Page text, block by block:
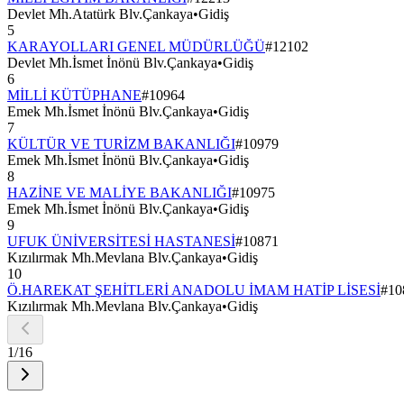
Devlet Mh.Atatürk Blv.Çankaya•Gidiş
5
KARAYOLLARI GENEL MÜDÜRLÜĞÜ#12102
Devlet Mh.İsmet İnönü Blv.Çankaya•Gidiş
6
MİLLİ KÜTÜPHANE#10964
Emek Mh.İsmet İnönü Blv.Çankaya•Gidiş
7
KÜLTÜR VE TURİZM BAKANLIĞI#10979
Emek Mh.İsmet İnönü Blv.Çankaya•Gidiş
8
HAZİNE VE MALİYE BAKANLIĞI#10975
Emek Mh.İsmet İnönü Blv.Çankaya•Gidiş
9
UFUK ÜNİVERSİTESİ HASTANESİ#10871
Kızılırmak Mh.Mevlana Blv.Çankaya•Gidiş
10
Ö.HAREKAT ŞEHİTLERİ ANADOLU İMAM HATİP LİSESİ#
Kızılırmak Mh.Mevlana Blv.Çankaya•Gidiş
1/16